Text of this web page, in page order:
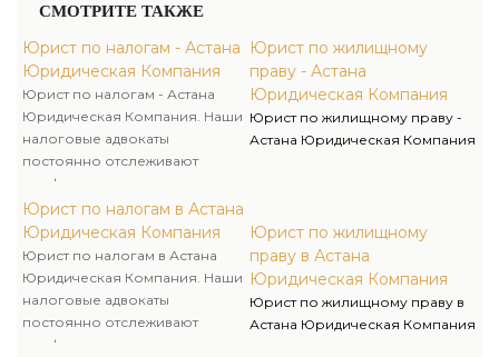
СМОТРИТЕ ТАКЖЕ
Юрист по налогам - Астана
Юридическая Компания
Юрист по налогам - Астана
Юридическая Компания. Наши
налоговые адвокаты
постоянно отслеживают
конфигурации в
законодательстве о налогах и
сборах и производят прогноз
судебной практики по
налоговым спорам.
Юрист по налогам в Астана
Юридическая Компания
Юрист по налогам в Астана
Юридическая Компания. Наши
налоговые адвокаты
постоянно отслеживают
конфигурации в
Юрист по жилищному
праву - Астана
Юридическая Компания
Юрист по жилищному праву -
Астана Юридическая Компания
Юрист по жилищному
праву в Астана
Юридическая Компания
Юрист по жилищному праву в
Астана Юридическая Компания